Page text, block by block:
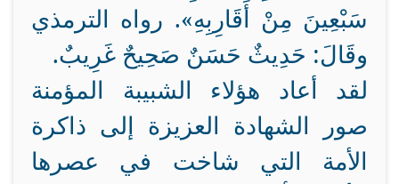
سَبْعِينَ مِنْ أَقَارِبِهِ». رواه الترمذي
وقَالَ: حَدِيثٌ حَسَنٌ صَحِيحٌ غَرِيبٌ.
لقد أعاد هؤلاء الشبيبة المؤمنة
صور الشهادة العزيزة إلى ذاكرة
الأمة التي شاخت في عصرها